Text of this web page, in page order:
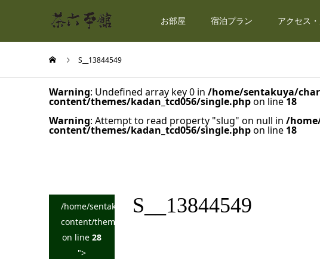
お部屋 宿泊プラン アクセス
S__13844549
Warning: Undefined array key 0 in /home/sentakuya/
content/themes/kadan_tcd056/single.phpon line18
Warning: Attempt to read property "slug" on null in /
content/themes/kadan_tcd056/single.phpon line 18
/home/sentakuya/charoku.jp/public_html/wp-
content/themes/kadan_tcd056/single.php
on line 28
">
S__13844549